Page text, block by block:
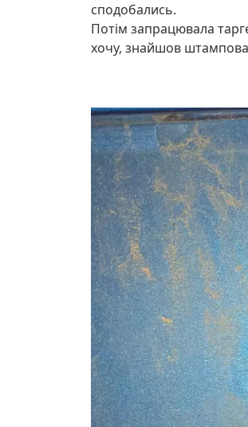
сподобались.
Потім запрацювала
хочу, знайшов